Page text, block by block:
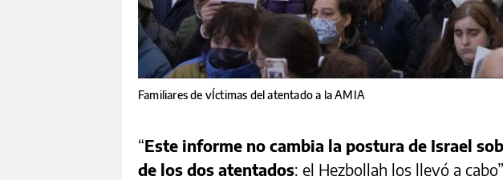
Familiares de vÍctimas del atentado a la AMIA
“Este informe no cambia la postura de Israel
de los dos atentados: el Hezbollah los llevó a